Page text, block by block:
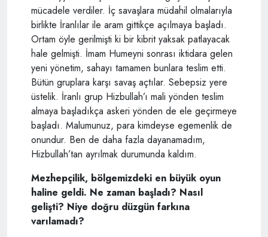
mücadele verdiler. İç savaşlara müdahil olmalarıyla
birlikte İranlılar ile aram gittikçe açılmaya başladı.
Ortam öyle gerilmişti ki bir kibrit yaksak patlayacak
hale gelmişti. İmam Humeyni sonrası iktidara gelen
yeni yönetim, sahayı tamamen bunlara teslim etti.
Bütün gruplara karşı savaş açtılar. Sebepsiz yere
üstelik. İranlı grup Hizbullah’ı mali yönden teslim
almaya başladıkça askeri yönden de ele geçirmeye
başladı. Malumunuz, para kimdeyse egemenlik de
onundur. Ben de daha fazla dayanamadım,
Hizbullah’tan ayrılmak durumunda kaldım.
Mezhepçilik, bölgemizdeki en büyük oyun
haline geldi. Ne zaman başladı? Nasıl
gelişti? Niye doğru düzgün farkına
varılamadı?